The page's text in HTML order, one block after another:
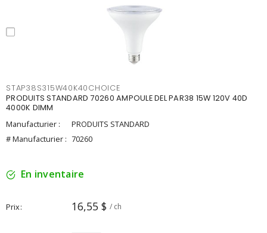
STAP38S315W40K40CHOICE
PRODUITS STANDARD 70260 AMPOULE DEL PAR38 15W 120V 40D
4000K DIMM
Manufacturier :
PRODUITS STANDARD
# Manufacturier : 70260
En inventaire
Prix 16,55 $ / ch